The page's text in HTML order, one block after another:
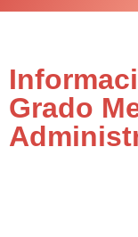
Grado